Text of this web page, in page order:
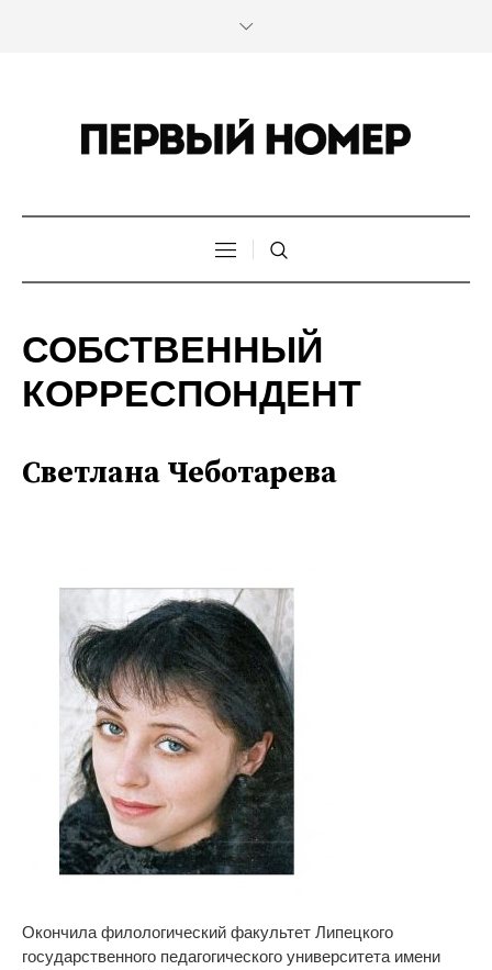
СОБСТВЕННЫЙ
КОРРЕСПОНДЕНТ
Светлана Чеботарева
Окончила филологический факультет Липецкого
государственного педагогического университета имени